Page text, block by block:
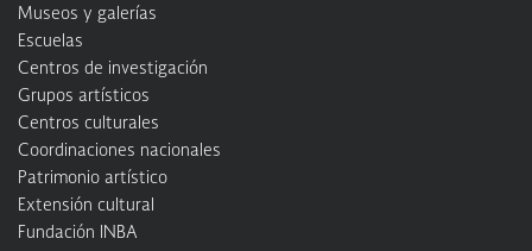
Museos y galerías
Escuelas
Centros de investigación
Grupos artísticos
Centros culturales
Coordinaciones nacionales
Patrimonio artístico
Extensión cultural
Fundación INBA